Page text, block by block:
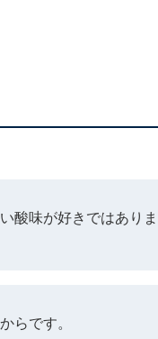
酸味が好きではありま
らです。